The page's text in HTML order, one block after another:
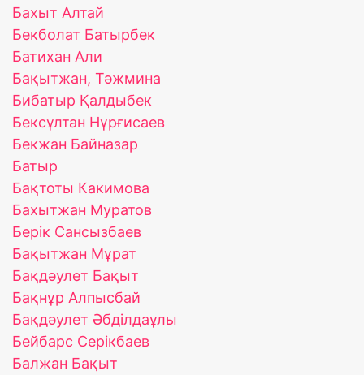
Баxыт Алтай
Бекболат Батырбек
Батихан Али
Бақытжан, Тәжмина
Бибатыр Қалдыбек
Бексұлтан Нұрғисаев
Бекжан Байназар
Батыр
Бақтоты Какимова
Бахытжан Муратов
Берік Сансызбаев
Бақытжан Мұрат
Бақдәулет Бақыт
Бақнұр Алпысбай
Бақдәулет Әбділдаұлы
Бейбарс Серікбаев
Балжан Бақыт